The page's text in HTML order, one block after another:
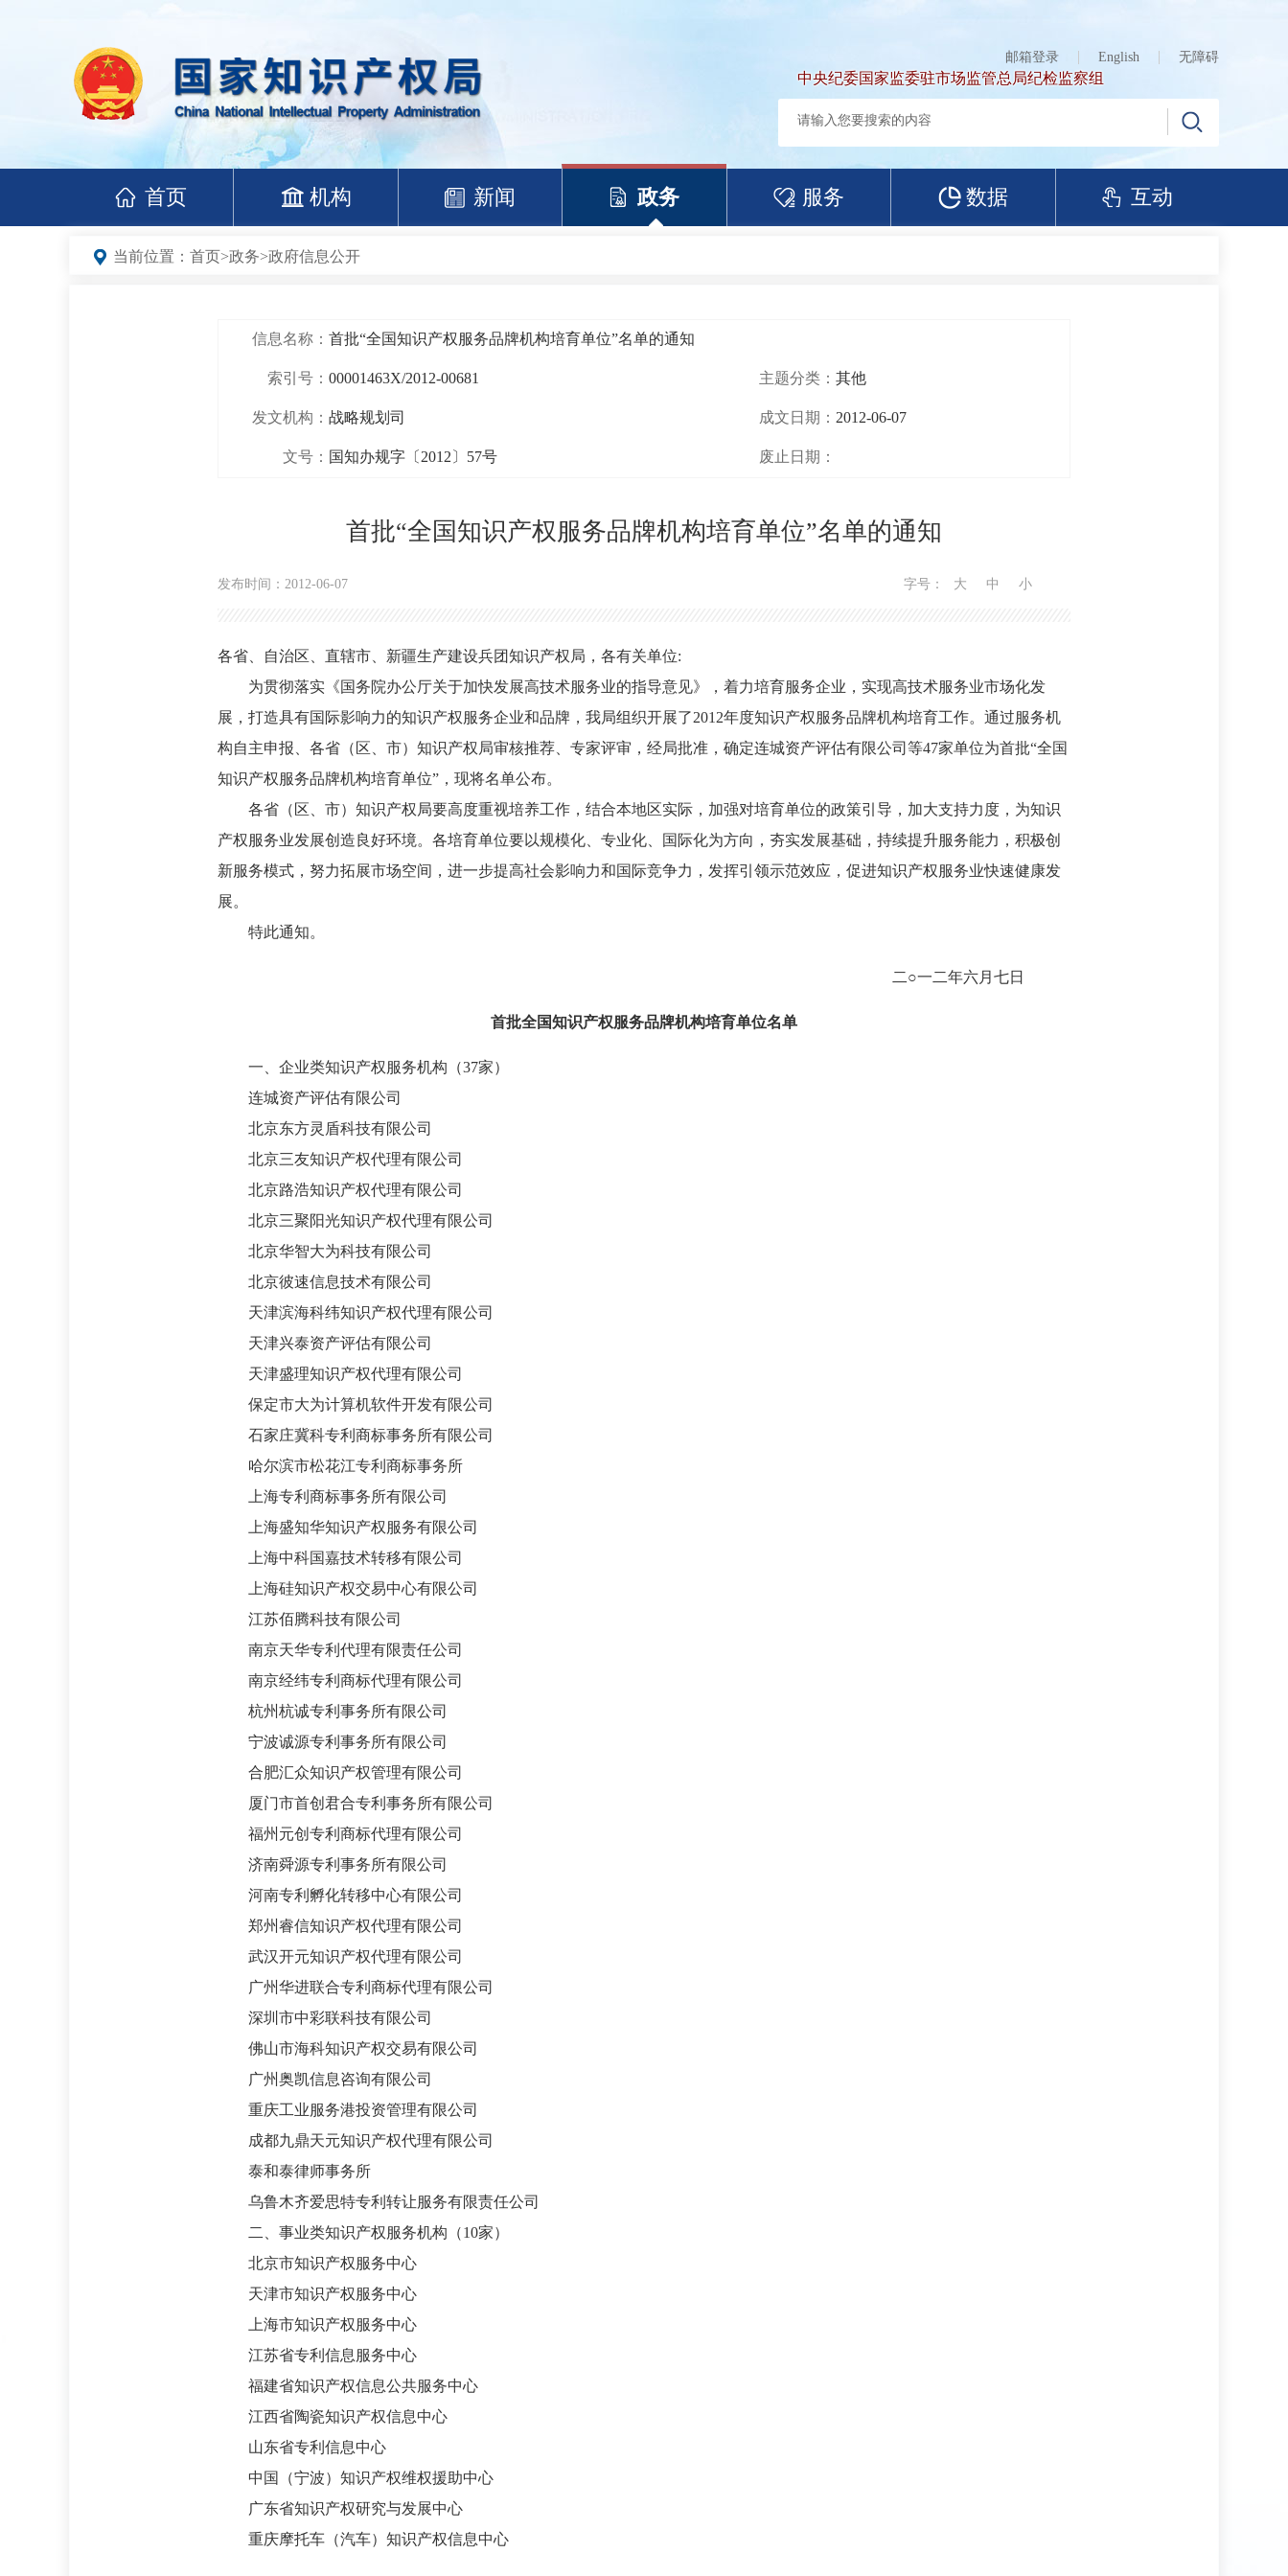
邮箱登录 English 无障碍
中央纪委国家监委驻市场监管总局纪检监察组
首页 机构 新闻 政务 服务 数据 互动
当前位置： 首页>政务>政府信息公开
信息名称： 首批“全国知识产权服务品牌机构培育单位”名单的通知
索引号： 00001463X/2012-00681 主题分类： 其他
发文机构： 战略规划司 成文日期： 2012-06-07
文号： 国知办规字〔2012〕57号 废止日期：
首批“全国知识产权服务品牌机构培育单位”名单的通知
发布时间：2012-06-07 字号： 大 中 小
各省、自治区、直辖市、新疆生产建设兵团知识产权局，各有关单位:
为贯彻落实《国务院办公厅关于加快发展高技术服务业的指导意见》，着力培育服务企业，实现高技术服务业市场化发
展，打造具有国际影响力的知识产权服务企业和品牌，我局组织开展了2012年度知识产权服务品牌机构培育工作。通过服务机
构自主申报、各省（区、市）知识产权局审核推荐、专家评审，经局批准，确定连城资产评估有限公司等47家单位为首批“全国
知识产权服务品牌机构培育单位”，现将名单公布。
各省（区、市）知识产权局要高度重视培养工作，结合本地区实际，加强对培育单位的政策引导，加大支持力度，为知识
产权服务业发展创造良好环境。各培育单位要以规模化、专业化、国际化为方向，夯实发展基础，持续提升服务能力，积极创
新服务模式，努力拓展市场空间，进一步提高社会影响力和国际竞争力，发挥引领示范效应，促进知识产权服务业快速健康发
展。
特此通知。
二○一二年六月七日
首批全国知识产权服务品牌机构培育单位名单
一、企业类知识产权服务机构（37家）
连城资产评估有限公司
北京东方灵盾科技有限公司
北京三友知识产权代理有限公司
北京路浩知识产权代理有限公司
北京三聚阳光知识产权代理有限公司
北京华智大为科技有限公司
北京彼速信息技术有限公司
天津滨海科纬知识产权代理有限公司
天津兴泰资产评估有限公司
天津盛理知识产权代理有限公司
保定市大为计算机软件开发有限公司
石家庄冀科专利商标事务所有限公司
哈尔滨市松花江专利商标事务所
上海专利商标事务所有限公司
上海盛知华知识产权服务有限公司
上海中科国嘉技术转移有限公司
上海硅知识产权交易中心有限公司
江苏佰腾科技有限公司
南京天华专利代理有限责任公司
南京经纬专利商标代理有限公司
杭州杭诚专利事务所有限公司
宁波诚源专利事务所有限公司
合肥汇众知识产权管理有限公司
厦门市首创君合专利事务所有限公司
福州元创专利商标代理有限公司
济南舜源专利事务所有限公司
河南专利孵化转移中心有限公司
郑州睿信知识产权代理有限公司
武汉开元知识产权代理有限公司
广州华进联合专利商标代理有限公司
深圳市中彩联科技有限公司
佛山市海科知识产权交易有限公司
广州奥凯信息咨询有限公司
重庆工业服务港投资管理有限公司
成都九鼎天元知识产权代理有限公司
泰和泰律师事务所
乌鲁木齐爱思特专利转让服务有限责任公司
二、事业类知识产权服务机构（10家）
北京市知识产权服务中心
天津市知识产权服务中心
上海市知识产权服务中心
江苏省专利信息服务中心
福建省知识产权信息公共服务中心
江西省陶瓷知识产权信息中心
山东省专利信息中心
中国（宁波）知识产权维权援助中心
广东省知识产权研究与发展中心
重庆摩托车（汽车）知识产权信息中心